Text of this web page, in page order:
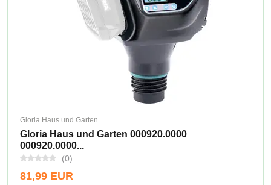
Gloria Haus und Garten
Gloria Haus und Garten 000920.0000
000920.0000...
(0)
81,99 EUR